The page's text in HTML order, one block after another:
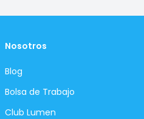
Nosotros
Blog
Bolsa de Trabajo
Club Lumen